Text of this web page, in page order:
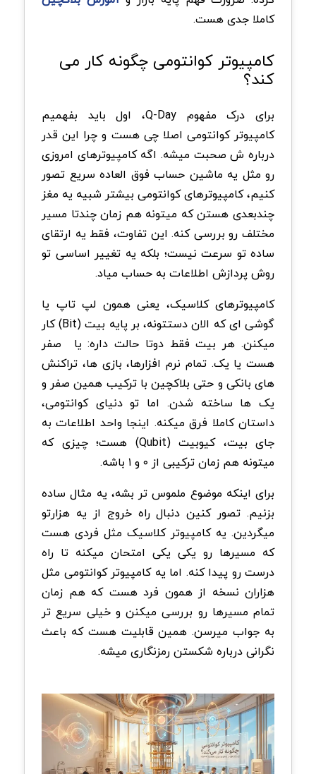
کاملا جدی هست.
کامپیوتر کوانتومی چگونه کار می
کند؟
برای درک مفهوم Q-Day، اول باید بفهمیم
کامپیوتر کوانتومی اصلا چی هست و چرا این قدر
درباره ش صحبت میشه. اگه کامپیوترهای امروزی
رو مثل یه ماشین حساب فوق العاده سریع تصور
کنیم، کامپیوترهای کوانتومی بیشتر شبیه یه مغز
چندبعدی هستن که میتونه هم زمان چندتا مسیر
مختلف رو بررسی کنه. این تفاوت، فقط یه ارتقای
ساده تو سرعت نیست؛ بلکه یه تغییر اساسی تو
روش پردازش اطلاعات به حساب میاد.
کامپیوترهای کلاسیک، یعنی همون لپ تاپ یا
گوشی ای که الان دستتونه، بر پایه بیت (Bit) کار
میکنن. هر بیت فقط دوتا حالت داره: یا صفر
هست یا یک. تمام نرم افزارها، بازی ها، تراکنش
های بانکی و حتی بلاکچین با ترکیب همین صفر و
یک ها ساخته شدن. اما تو دنیای کوانتومی،
داستان کاملا فرق میکنه. اینجا واحد اطلاعات به
جای بیت، کیوبیت (Qubit) هست؛ چیزی که
میتونه هم زمان ترکیبی از ۰ و ۱ باشه.
برای اینکه موضوع ملموس تر بشه، یه مثال ساده
بزنیم. تصور کنین دنبال راه خروج از یه هزارتو
میگردین. یه کامپیوتر کلاسیک مثل فردی هست
که مسیرها رو یکی یکی امتحان میکنه تا راه
درست رو پیدا کنه. اما یه کامپیوتر کوانتومی مثل
هزاران نسخه از همون فرد هست که هم زمان
تمام مسیرها رو بررسی میکنن و خیلی سریع تر
به جواب میرسن. همین قابلیت هست که باعث
نگرانی درباره شکستن رمزنگاری میشه.